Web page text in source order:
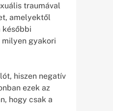
traumával
amelyektől
későbbi
milyen gyakori
hiszen negatív
ezek az
hogy csak a